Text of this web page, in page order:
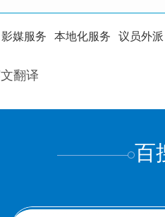
影媒服务 本地化服务 议员外派
级 专业级
翻译
百